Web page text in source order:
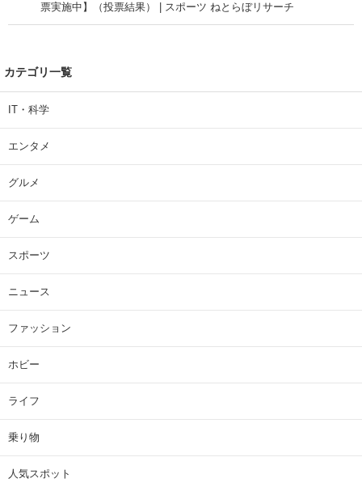
票実施中】（投票結果） | スポーツ ねとらぼリサーチ
カテゴリ一覧
IT・科学
エンタメ
グルメ
ゲーム
スポーツ
ニュース
ファッション
ホビー
ライフ
乗り物
人気スポット